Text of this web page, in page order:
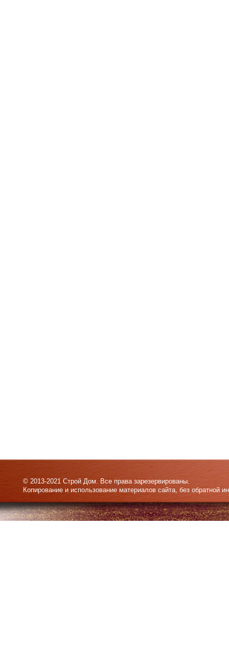
© 2013-2021 Строй Дом. Все права зарезервированы.
Копирование и использование материалов сайта, без обратной